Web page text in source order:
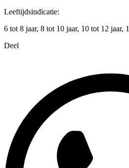
Leeftijdsindicatie:
6 tot 8 jaar, 8 tot 10 jaar, 10 tot 12 jaar,
Deel